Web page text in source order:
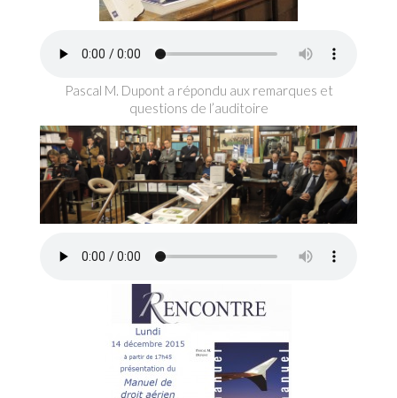
Pascal M. Dupont a répondu aux remarques et
questions de l’auditoire